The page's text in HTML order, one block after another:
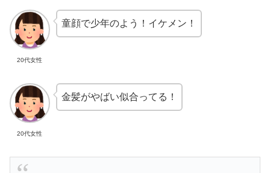
20代女性
童顔で少年のよう！イケメン！
20代女性
金髪がやばい似合ってる！